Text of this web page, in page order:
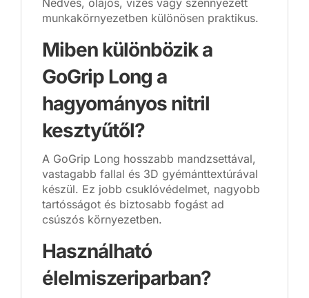
munkakörnyezetben különösen praktikus.
Miben különbözik a
GoGrip Long a
hagyományos nitril
kesztyűtől?
A GoGrip Long hosszabb mandzsettával,
vastagabb fallal és 3D gyémánttextúrával
készül. Ez jobb csuklóvédelmet, nagyobb
tartósságot és biztosabb fogást ad
csúszós környezetben.
Használható
élelmiszeriparban?